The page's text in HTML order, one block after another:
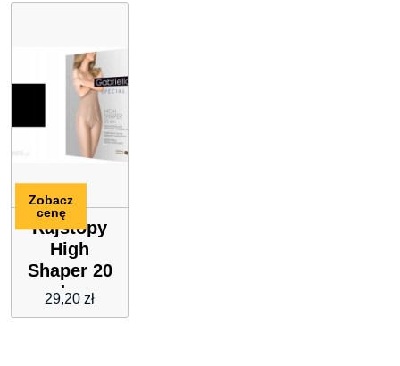
Rajstopy
High
Shaper 20
den
modelujące
29,20 zł
Zobacz
cenę